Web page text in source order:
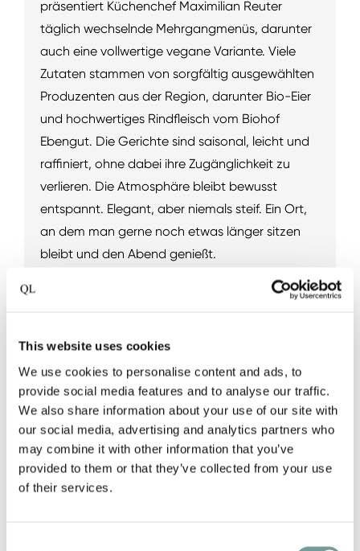
This website uses cookies
We use cookies to personalise content and ads, to
provide social media features and to analyse our traffic.
We also share information about your use of our site with
our social media, advertising and analytics partners who
may combine it with other information that you’ve
provided to them or that they’ve collected from your use
of their services.
präsentiert Küchenchef Maximilian Reuter
täglich wechselnde Mehrgangmenüs, darunter
auch eine vollwertige vegane Variante. Viele
Zutaten stammen von sorgfältig ausgewählten
Produzenten aus der Region, darunter Bio-Eier
und hochwertiges Rindfleisch vom Biohof
Ebengut. Die Gerichte sind saisonal, leicht und
raffiniert, ohne dabei ihre Zugänglichkeit zu
verlieren. Die Atmosphäre bleibt bewusst
entspannt. Elegant, aber niemals steif. Ein Ort,
an dem man gerne noch etwas länger sitzen
bleibt und den Abend genießt.